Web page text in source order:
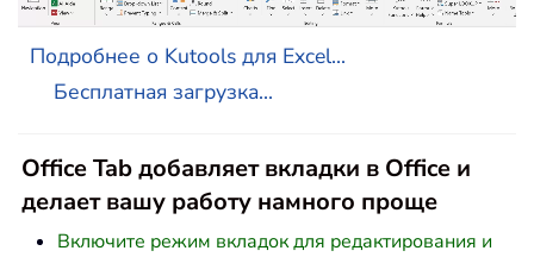
Подробнее о Kutools для Excel...
Бесплатная загрузка...
Office Tab добавляет вкладки в Office и
делает вашу работу намного проще
Включите режим вкладок для редактирования и